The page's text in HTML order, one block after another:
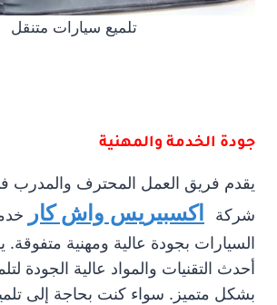
تلميع سيارات متنقل
جودة الخدمة والمهنية
يقدم فريق العمل المحترف والمدرب
شركة
اكسبيريس واش كار
السيارات بجودة عالية ومهنية
أحدث التقنيات والمواد عالية الجودة
بشكل متميز. سواء كنت بحاجة إلى